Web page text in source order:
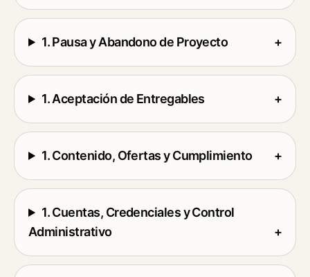
1. Pausa y Abandono de Proyecto +
1. Aceptación de Entregables +
1. Contenido, Ofertas y Cumplimiento +
1. Cuentas, Credenciales y Control
Administrativo
+